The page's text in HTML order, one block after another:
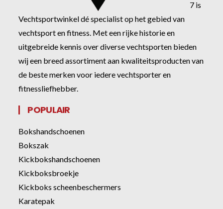
7 is
Vechtsportwinkel dé specialist op het gebied van
vechtsport en fitness. Met een rijke historie en
uitgebreide kennis over diverse vechtsporten bieden
wij een breed assortiment aan kwaliteitsproducten van
de beste merken voor iedere vechtsporter en
fitnessliefhebber.
POPULAIR
Bokshandschoenen
Bokszak
Kickbokshandschoenen
Kickboksbroekje
Kickboks scheenbeschermers
Karatepak